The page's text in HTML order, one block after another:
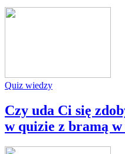
Quiz wiedzy
Czy uda Ci się
w quizie z bramą w